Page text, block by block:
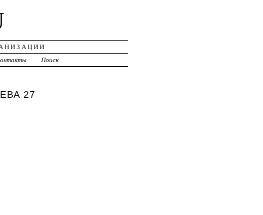
Поиск
27